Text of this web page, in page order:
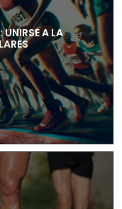
UNIRSE A LA